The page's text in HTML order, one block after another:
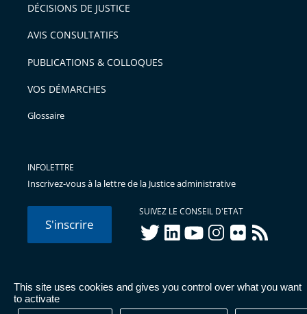
This site uses cookies and gives you control over what you want
to activate
DÉCISIONS DE JUSTICE
AVIS CONSULTATIFS
PUBLICATIONS & COLLOQUES
VOS DÉMARCHES
Glossaire
INFOLETTRE
Inscrivez-vous à la lettre de la Justice administrative
S'inscrire
SUIVEZ LE CONSEIL D'ETAT
twitterlinkedInyoutubeinstagram
flickr rss
© Conseil d'État 2026 - Mentions légales
Données
personnelles-Publications administratives-Accessibilité :